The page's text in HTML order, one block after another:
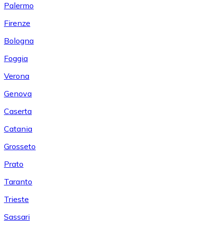
Palermo
Firenze
Bologna
Foggia
Verona
Genova
Caserta
Catania
Grosseto
Prato
Taranto
Trieste
Sassari